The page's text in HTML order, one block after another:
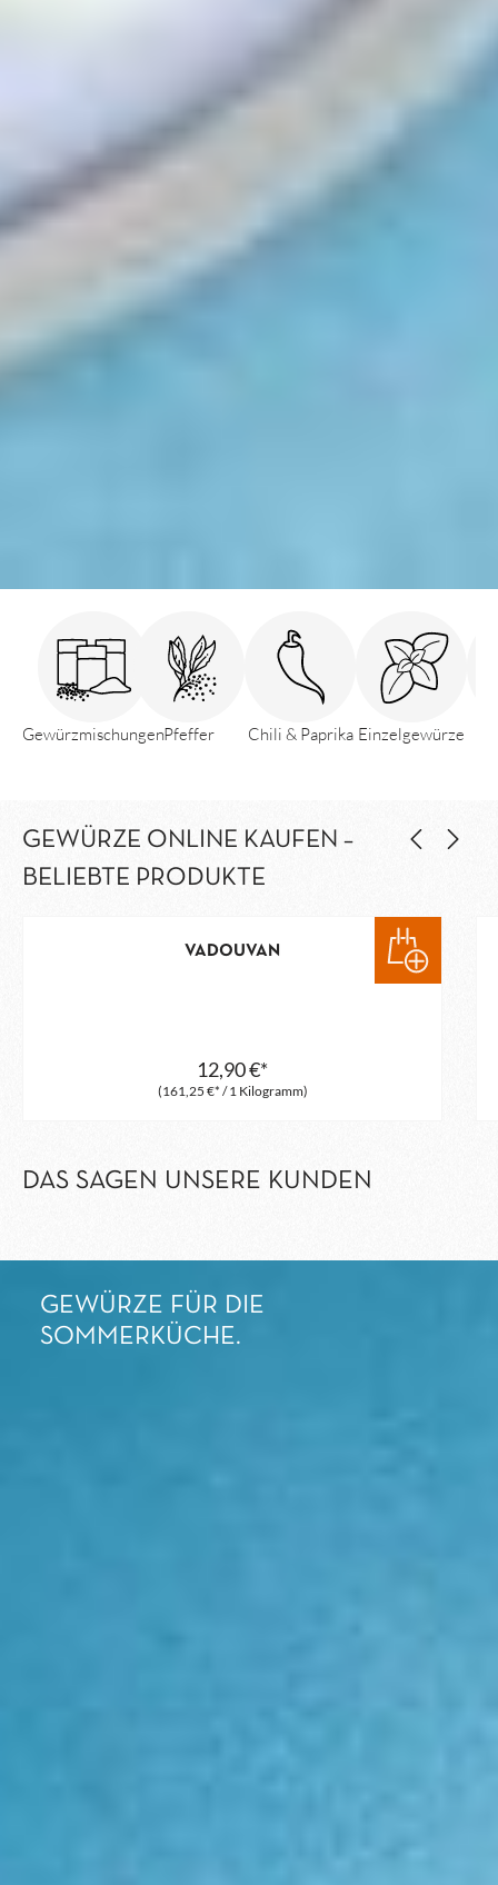
GewürzmischungenPfeffer Chili & Paprika Einzelgewürze
GEWÜRZE ONLINE KAUFEN –
BELIEBTE PRODUKTE
VADOUVAN
(161,25 €* / 1 Kilogramm)
12,90 €*
DAS SAGEN UNSERE KUNDEN
GEWÜRZE FÜR DIE
SOMMERKÜCHE.